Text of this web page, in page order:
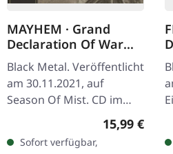
MAYHEM · Grand
Declaration Of War
(2018) | CD
Black Metal. Veröffentlicht
am 30.11.2021, auf
Season Of Mist. CD im
Jewelcase mit 12-seitigem
Booklet, Remixed und
Remastered 2018. Mit
Regulärer
15,99 €
Sofort verfügbar,